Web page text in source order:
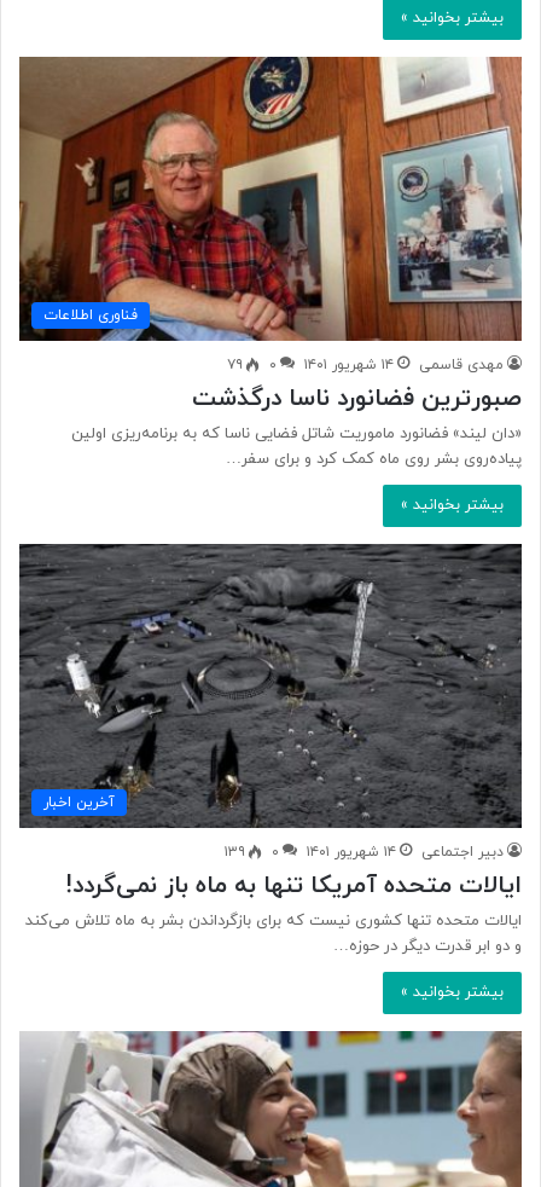
بیشتر بخوانید »
فناوری اطلاعات
مهدی قاسمی ۱۴ شهریور ۱۴۰۱ ۰ ۷۹
صبورترین فضانورد ناسا درگذشت
«دان لیند» فضانورد ماموریت شاتل فضایی ناسا که به برنامه‌ریزی اولین
پیاده‌روی بشر روی ماه کمک کرد و برای سفر…
بیشتر بخوانید »
آخرین اخبار
دبیر اجتماعی ۱۴ شهریور ۱۴۰۱ ۰ ۱۳۹
ایالات متحده آمریکا تنها به ماه باز نمی‌گردد!
ایالات متحده تنها کشوری نیست که برای بازگرداندن بشر به ماه تلاش می‌کند
و دو ابر قدرت دیگر در حوزه…
بیشتر بخوانید »